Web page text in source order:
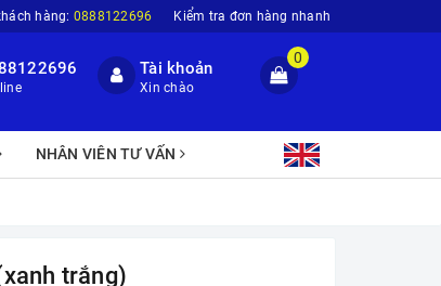
hàng: 0888122696 Kiểm tra đơn hàng nhanh
Tài khoản
Xin chào
0
NHÂN VIÊN TƯ VẤN
trắng)